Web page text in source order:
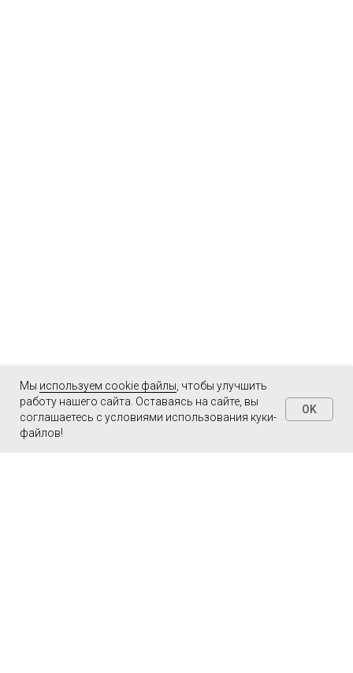
Мы используем cookie файлы , чтобы улучшить
работу нашего сайта. Оставаясь на сайте, вы
соглашаетесь с условиями использования куки-
файлов!
OK